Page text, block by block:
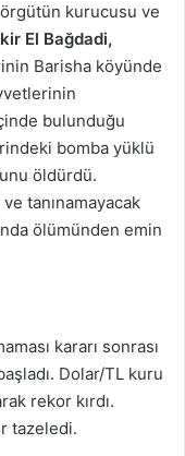
kurucusu ve
El Bağdadi,
Barisha köyünde
bulunduğu
bomba yüklü
öldürdü.
tanınamayacak
ölümünden emin
kararı sonrası
Dolar/TL kuru
rekor kırdı.
tazeledi.